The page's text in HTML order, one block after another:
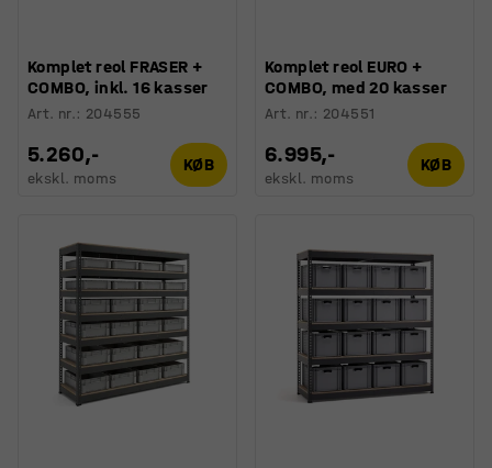
Komplet reol FRASER +
COMBO, inkl. 16 kasser
Art. nr.: 204555
5.260,-
ekskl. moms
KØB
Komplet reol EURO +
COMBO, med 20 kasser
Art. nr.: 204551
6.995,-
ekskl. moms
KØB